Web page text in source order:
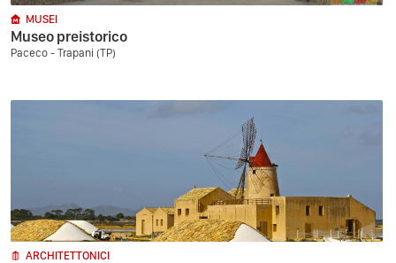
MUSEI
Museo preistorico
Paceco - Trapani (TP)
ARCHITETTONICI